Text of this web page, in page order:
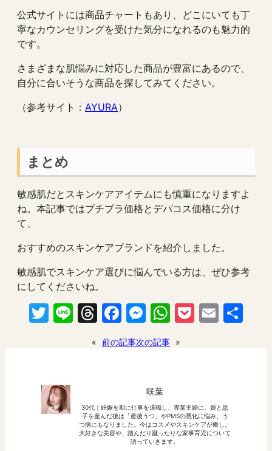
公式サイトには商品チャートもあり、どこにいても丁
寧なカウンセリングを受けた気分になれるのも魅力的
です。
さまざまな肌悩みに対応した商品が豊富にあるので、
自分に合いそうな商品を探してみてください。
（参考サイト： AYURA）
まとめ
敏感肌だとスキンケアアイテムにも慎重になりますよ
ね。本記事ではプチプラ価格とデパコス価格に分け
て、
おすすめのスキンケアブランドを紹介しました。
敏感肌でスキンケア選びに悩んでいる方は、ぜひ参考
にしてくださいね。
Twitter
LineThreads
Facebook
Messenger
WhatsApp
Pocket
Email
« 前の記事次の記事 »
咲葉
30代｜妊娠を期に仕事を退職し、専業主婦に。娘と息
子を産んだ後は「産後うつ」やPMSの悪化に悩み、う
つ病にもなりました。今はコスメやスキンケアが癒し。
大好きな美容や、踏んだり蹴ったりな家事育児について
語っていきます。